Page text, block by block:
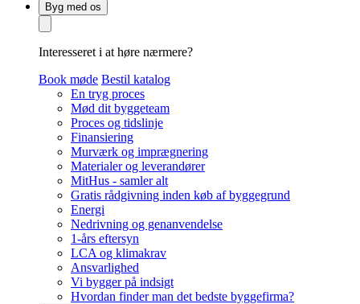
Byg med os
Interesseret i at høre nærmere?
Book møde Bestil katalog
En tryg proces
Mød dit byggeteam
Proces og tidslinje
Finansiering
Murværk og imprægnering
Materialer og leverandører
MitHus - samler alt
Gratis rådgivning inden køb af byggegrund
Energi
Nedrivning og genanvendelse
1-års eftersyn
LCA og klimakrav
Ansvarlighed
Vi bygger på indsigt
Hvordan finder man det bedste byggefirma?